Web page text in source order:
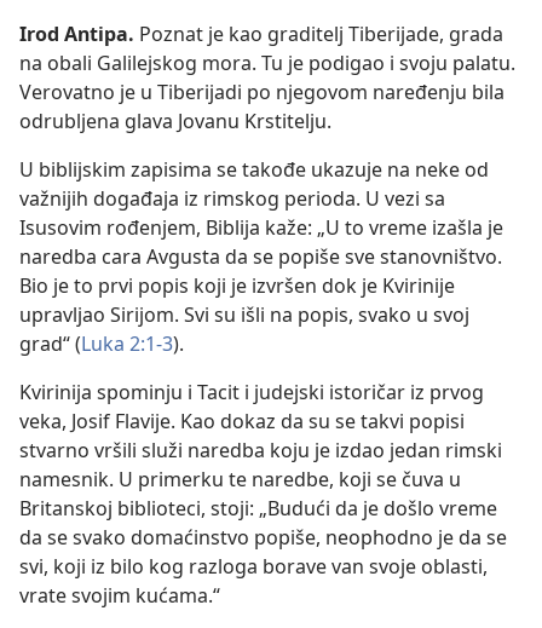
Irod Antipa. Poznat je kao graditelj Tiberijade, grada
na obali Galilejskog mora. Tu je podigao i svoju palatu.
Verovatno je u Tiberijadi po njegovom naređenju bila
odrubljena glava Jovanu Krstitelju.
U biblijskim zapisima se takođe ukazuje na neke od
važnijih događaja iz rimskog perioda. U vezi sa
Isusovim rođenjem, Biblija kaže: „U to vreme izašla je
naredba cara Avgusta da se popiše sve stanovništvo.
Bio je to prvi popis koji je izvršen dok je Kvirinije
upravljao Sirijom. Svi su išli na popis, svako u svoj
grad“ (Luka 2:1-3).
Kvirinija spominju i Tacit i judejski istoričar iz prvog
veka, Josif Flavije. Kao dokaz da su se takvi popisi
stvarno vršili služi naredba koju je izdao jedan rimski
namesnik. U primerku te naredbe, koji se čuva u
Britanskoj biblioteci, stoji: „Budući da je došlo vreme
da se svako domaćinstvo popiše, neophodno je da se
svi, koji iz bilo kog razloga borave van svoje oblasti,
vrate svojim kućama.“